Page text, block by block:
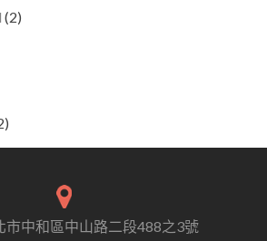
(2)
市中和區中山路二段488之3號